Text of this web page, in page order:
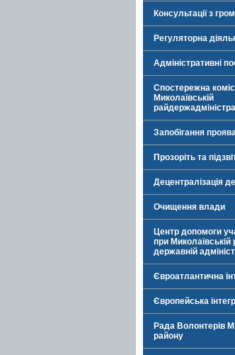
Консультації з
Регуляторна
Адміністративні
Спостережна
Миколаївській
Запобігання
Прозоріть та
Децентралізація
Очищення влади
Центр допомоги
при Миколаївській
державній
Євроатлантична
Європейська
Рада Волонтерів
району